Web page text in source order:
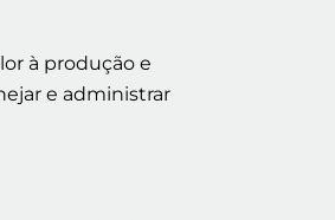
à produção e
e administrar